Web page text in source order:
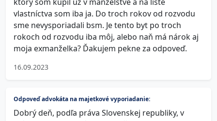
vlastníctva som iba ja. Do troch rokov od rozvodu
sme nevysporiadali bsm. Je tento byt po troch
rokoch od rozvodu iba môj, alebo naň má nárok aj
moja exmanželka? Ďakujem pekne za odpoveď.
16.09.2023
Odpoveď advokáta na majetkové vyporiadanie:
Dobrý deň, podľa práva Slovenskej republiky, v